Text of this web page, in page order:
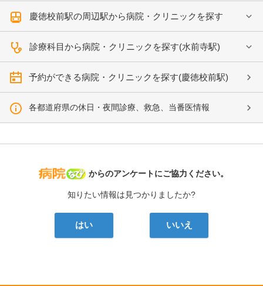
慶徳校前駅の周辺駅から病院・クリニックを探す
診療科目から病院・クリニックを探す(水前寺駅)
予約ができる病院・クリニックを探す(慶徳校前駅)
各都道府県の休日・夜間診療、救急、当番医情報
病院なび
からのアンケートにご協力ください。
知りたい情報は見つかりましたか?
はい いいえ